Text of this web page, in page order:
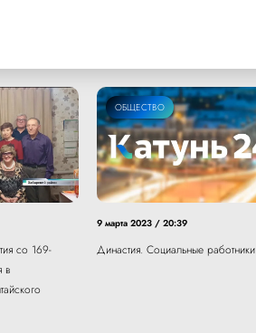
со 169-
в
ОБЩЕСТВО
9 марта 2023 / 20:39
Династия. Социальные работники